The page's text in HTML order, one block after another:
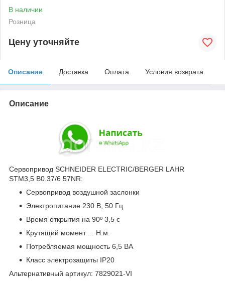
В наличии
Розница
Цену уточняйте
Описание Доставка Оплата Условия возврата
Описание
Сервопривод SCHNEIDER ELECTRIC/BERGER LAHR
STM3,5 B0.37/6 57NR:
Сервопривод воздушной заслонки
Электропитание 230 В, 50 Гц
Время открытия на 90º 3,5 с
Крутящий момент ... Н.м.
Потребляемая мощность 6,5 ВА
Класс электрозащиты IP20
Альтернативный артикул: 7829021-VI